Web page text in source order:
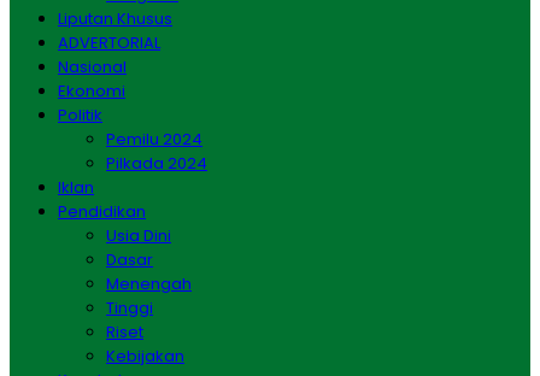
Liputan Khusus
ADVERTORIAL
Nasional
Ekonomi
Politik
Pemilu 2024
Pilkada 2024
Iklan
Pendidikan
Usia Dini
Dasar
Menengah
Tinggi
Riset
Kebijakan